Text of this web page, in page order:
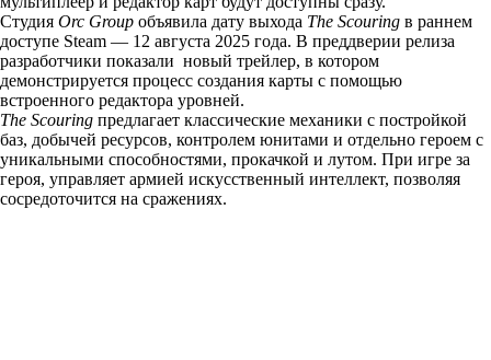
Студия Orc Group объявила дату выхода The Scouring в раннем
доступе Steam — 12 августа 2025 года. В преддверии релиза
разработчики показали новый трейлер, в котором
демонстрируется процесс создания карты с помощью
встроенного редактора уровней.
The Scouring предлагает классические механики с постройкой
баз, добычей ресурсов, контролем юнитами и отдельно героем с
уникальными способностями, прокачкой и лутом. При игре за
героя, управляет армией искусственный интеллект, позволяя
сосредоточится на сражениях.